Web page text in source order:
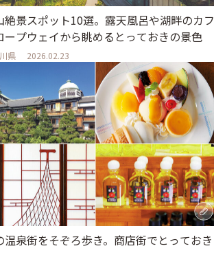
絶景スポット10選。露天風呂や湖畔のカフ
ープウェイから眺めるとっておきの景色
県 2026.02.23
温泉街をそぞろ歩き。商店街でとっておき